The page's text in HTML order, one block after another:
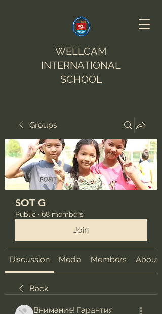
WELLCAM
INTERNATIONAL
SCHOOL
Groups
SOT G
Public · 68 members
Join
Discussion Media Members About
Back
Внимание! Гарантия